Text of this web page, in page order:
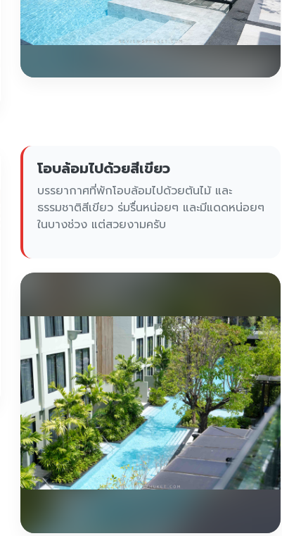
โอบล้อมไปด้วยสีเขียว
บรรยากาศที่พักโอบล้อมไปด้วยต้นไม้ และ
ธรรมชาติสีเขียว ร่มรื่นหน่อยๆ และมีแดดหน่อยๆ
ในบางช่วง แต่สวยงามครับ